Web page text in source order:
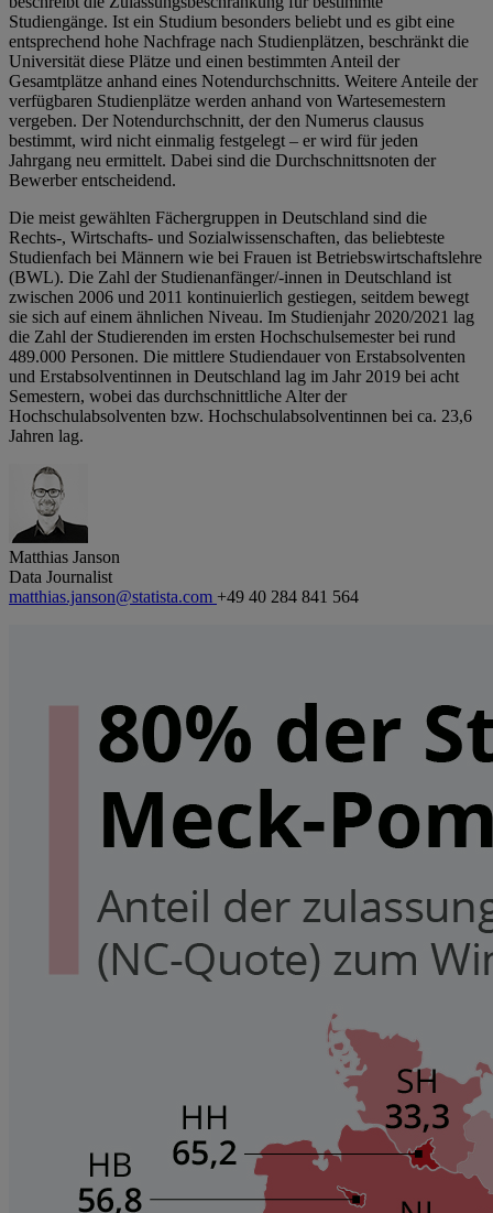
Studiengänge. Ist ein Studium besonders beliebt und es gibt eine
entsprechend hohe Nachfrage nach Studienplätzen, beschränkt die
Universität diese Plätze und einen bestimmten Anteil der
Gesamtplätze anhand eines Notendurchschnitts. Weitere Anteile der
verfügbaren Studienplätze werden anhand von Wartesemestern
vergeben. Der Notendurchschnitt, der den Numerus clausus
bestimmt, wird nicht einmalig festgelegt – er wird für jeden
Jahrgang neu ermittelt. Dabei sind die Durchschnittsnoten der
Bewerber entscheidend.
Die meist gewählten Fächergruppen in Deutschland sind die
Rechts-, Wirtschafts- und Sozialwissenschaften, das beliebteste
Studienfach bei Männern wie bei Frauen ist Betriebswirtschaftslehre
(BWL). Die Zahl der Studienanfänger/-innen in Deutschland ist
zwischen 2006 und 2011 kontinuierlich gestiegen, seitdem bewegt
sie sich auf einem ähnlichen Niveau. Im Studienjahr 2020/2021 lag
die Zahl der Studierenden im ersten Hochschulsemester bei rund
489.000 Personen. Die mittlere Studiendauer von Erstabsolventen
und Erstabsolventinnen in Deutschland lag im Jahr 2019 bei acht
Semestern, wobei das durchschnittliche Alter der
Hochschulabsolventen bzw. Hochschulabsolventinnen bei ca. 23,6
Jahren lag.
Matthias Janson
Data Journalist
matthias.janson@statista.com +49 40 284 841 564